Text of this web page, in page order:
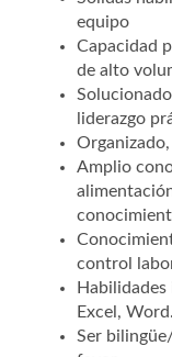
equipo
Capacidad
de alto
liderazgo
Amplio
control
Excel, Word.
Ser